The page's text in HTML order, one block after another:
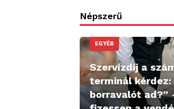
Népszerű
EGYÉB
Szervízdíj a
terminál kérdez:
borravalót ad?”